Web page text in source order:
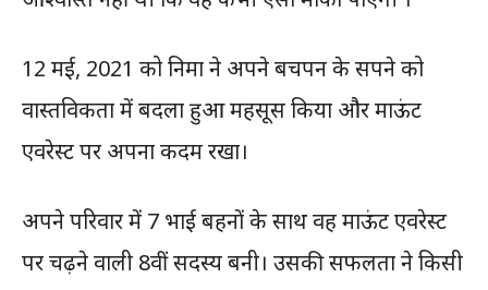
12 मई, 2021 को निमा ने अपने बचपन के सपने को
वास्तविकता में बदला हुआ महसूस किया और माऊंट
एवरेस्ट पर अपना कदम रखा।
अपने परिवार में 7 भाई बहनों के साथ वह माऊंट एवरेस्ट
पर चढ़ने वाली 8वीं सदस्य बनी। उसकी सफलता ने किसी